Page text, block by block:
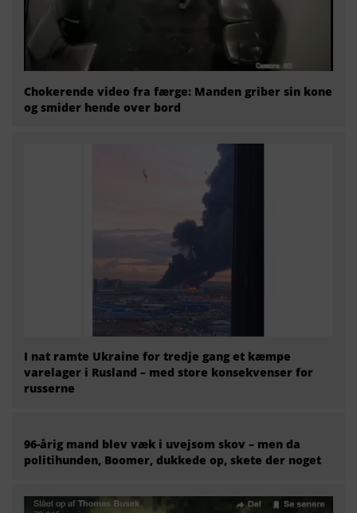
Chokerende video fra færge: Manden griber sin kone
og smider hende over bord
I nat ramte Ukraine for tredje gang et kæmpe
varelager i Rusland – med store konsekvenser for
russerne
96-årig mand blev væk i uvejsom skov – men da
politihunden, Boomer, dukkede op, skete der noget